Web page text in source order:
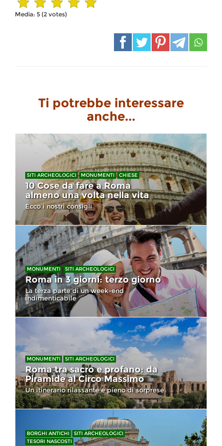
Media: 5 (2 votes)
Ti potrebbe interessare
anche...
SITI ARCHEOLOGICI MONUMENTI CHIESE
10 Cose da fare a Roma
almeno una volta nella vita
Ecco i nostri consigli
MONUMENTI SITI ARCHEOLOGICI
Roma in 3 giorni: terzo giorno
La terza parte di un week-end
indimenticabile
MONUMENTI SITI ARCHEOLOGICI
Roma tra sacro e profano: da
Piramide al Circo Massimo
Un itinerario rilassante e pieno di sorprese
BORGHI ANTICHI
SITI ARCHEOLOGICI
TESORI NASCOSTI